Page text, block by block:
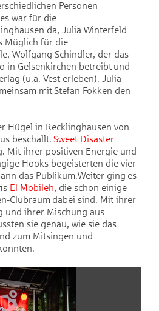
Personen
war für die
da, Julia Winterfeld
Müglich für die
Wolfgang Schindler, der das
in Gelsenkirchen betreibt und
(u.a. Vest erleben). Julia
mit Stefan Fokken den
Hügel in Recklinghausen von
beschallt. Sweet Disaster
Mit ihrer positiven Energie und
Hooks begeisterten die vier
das Publikum.Weiter ging es
El Mobileh, die schon einige
Clubraum dabei sind. Mit ihrer
und ihrer Mischung aus
sie genau, wie sie das
zum Mitsingen und